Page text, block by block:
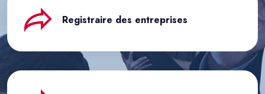
Registraire des entreprises